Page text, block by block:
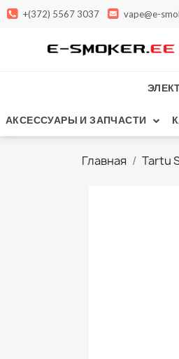
+(372) 5567 3037 vape@e-
АКСЕССУАРЫ И ЗАПЧАСТИ
Главная Tartu